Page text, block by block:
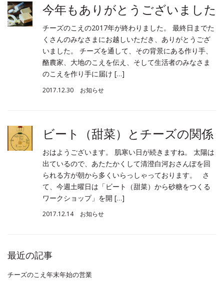
今年もありがとうございました
チーズのこえの2017年が終わりました。 最終日までた
くさんのみなさまにお越しいただき、ありがとうござ
いました。 チーズを通して、その背景にある作り手、
酪農家、大地のこえを伝え、そして生活者のみなさま
のこえを作り手に届け […]
2017.12.30 お知らせ
ビート（甜菜）とチーズの関係
おはようございます。 肌寒い日が続きますね。 太陽は
出ているので、あたたかくして清澄白河おさんぽを回
られる方が朝から多くいらっしゃっております。 さ
て、今週土曜日は「ビート（甜菜）から砂糖をつくる
ワークショップ」を開 […]
2017.12.14 お知らせ
最近の記事
チーズのこえ年末年始の営業